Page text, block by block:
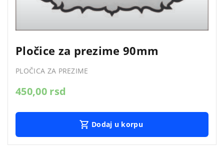
Pločice za prezime 90mm
PLOČICA ZA PREZIME
450,00 rsd
Dodaj u korpu